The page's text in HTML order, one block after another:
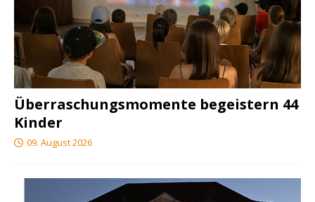
Überraschungsmomente begeistern 44
Kinder
09. August 2026